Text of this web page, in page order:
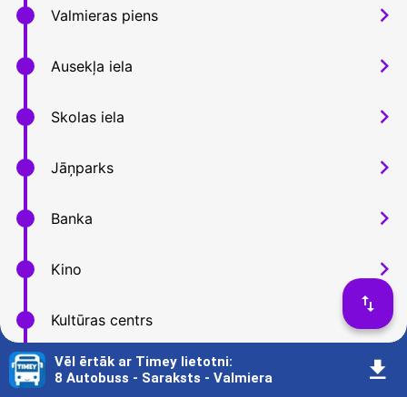
Valmieras piens 󰅂
Ausekļa iela 󰅂
Skolas iela 󰅂
Jāņparks 󰅂
Banka 󰅂
Kino 󰅂
Kultūras centrs 󰅂
Vidzemes augstskola 󰅂
󰓢
Vēl ērtāk ar Timey lietotni:
8 Autobuss - Saraksts - Valmiera
󰇚